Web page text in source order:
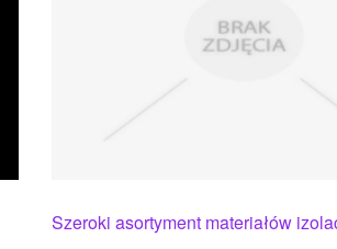
Szeroki asortyment materiałów